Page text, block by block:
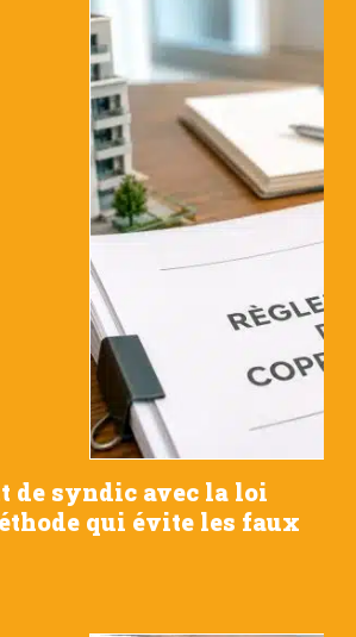
de syndic avec la loi
qui évite les faux